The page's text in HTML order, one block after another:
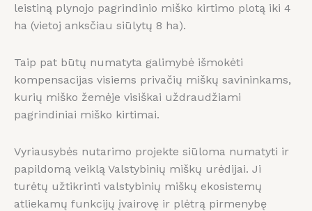
leistiną plynojo pagrindinio miško kirtimo plotą iki 4
ha (vietoj anksčiau siūlytų 8 ha).
Taip pat būtų numatyta galimybė išmokėti
kompensacijas visiems privačių miškų savininkams,
kurių miško žemėje visiškai uždraudžiami
pagrindiniai miško kirtimai.
Vyriausybės nutarimo projekte siūloma numatyti ir
papildomą veiklą Valstybinių miškų urėdijai. Ji
turėtų užtikrinti valstybinių miškų ekosistemų
atliekamų funkcijų įvairovę ir plėtrą pirmenybę